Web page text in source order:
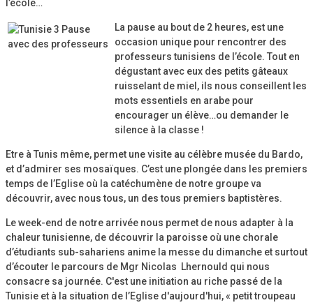
l’école…
La pause au bout de 2 heures, est une
occasion unique pour rencontrer des
professeurs tunisiens de l’école. Tout en
dégustant avec eux des petits gâteaux
ruisselant de miel, ils nous conseillent les
mots essentiels en arabe pour
encourager un élève…ou demander le
silence à la classe !
Etre à Tunis même, permet une visite au célèbre musée du Bardo,
et d’admirer ses mosaïques. C’est une plongée dans les premiers
temps de l’Eglise où la catéchumène de notre groupe va
découvrir, avec nous tous, un des tous premiers baptistères.
Le week-end de notre arrivée nous permet de nous adapter à la
chaleur tunisienne, de découvrir la paroisse où une chorale
d’étudiants sub-sahariens anime la messe du dimanche et surtout
d’écouter le parcours de Mgr Nicolas Lhernould qui nous
consacre sa journée. C'est une initiation au riche passé de la
Tunisie et à la situation de l’Eglise d'aujourd'hui, « petit troupeau